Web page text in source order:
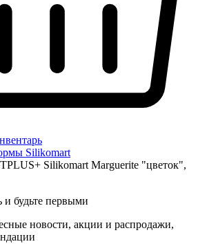
Silikomart
Silikomart Marguerite "цветок",
будьте первыми
новости, акции и распродажи,